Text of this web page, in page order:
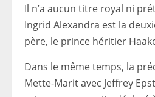
Il n’a aucun titre royal ni
Ingrid Alexandra est la
père, le prince héritier
Dans le même temps, la
Mette-Marit avec Jeffrey